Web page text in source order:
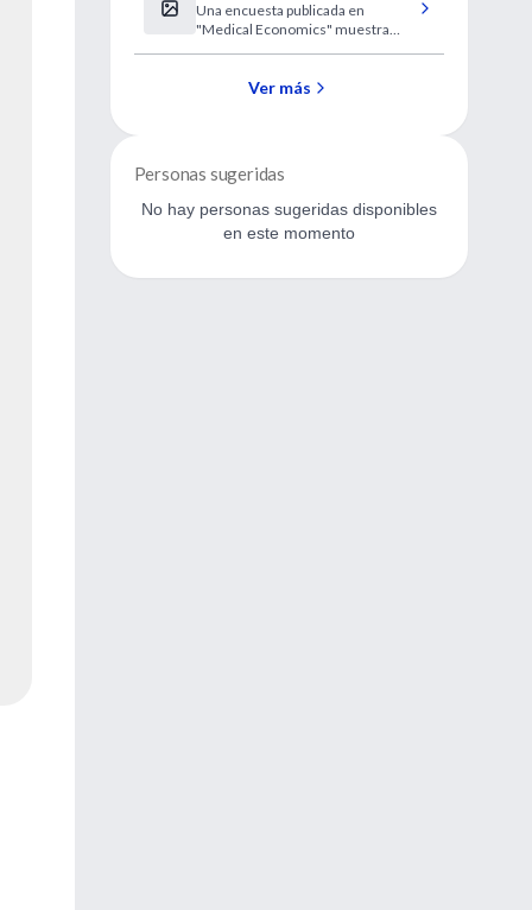
que sus colegas varones
Una encuesta publicada en
"Medical Economics" muestra
responsabilidad.
Ver más
Personas sugeridas
No hay personas sugeridas disponibles
en este momento